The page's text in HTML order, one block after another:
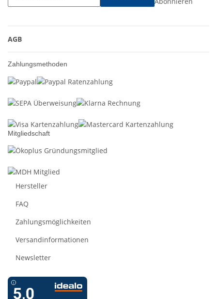
AGB
Zahlungsmethoden
Mitgliedschaft
Hersteller
FAQ
Zahlungsmöglichkeiten
Versandinformationen
Newsletter